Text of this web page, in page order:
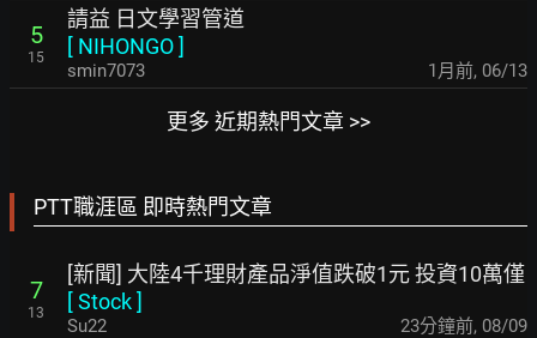
5
15
請益 日文學習管道
[ NIHONGO]
smin7073 1月前, 06/13
更多 近期熱門文章 >>
PTT職涯區 即時熱門文章
7
13
[新聞] 大陸4千理財產品淨值跌破1元 投資10萬僅
[Stock]
Su22 23分鐘前, 08/09